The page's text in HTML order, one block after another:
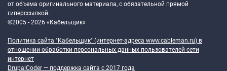
от объема оригинального материала, с обязательной прямой
гиперссылкой.
©2005 - 2026 «Кабельщик»
Политика сайта "Кабельщик" (интернет-адреса www.cableman.ru) в
отношении обработки персональных данных пользователей сети
интернет
DrupalCoder — поддержка сайта c 2017 года